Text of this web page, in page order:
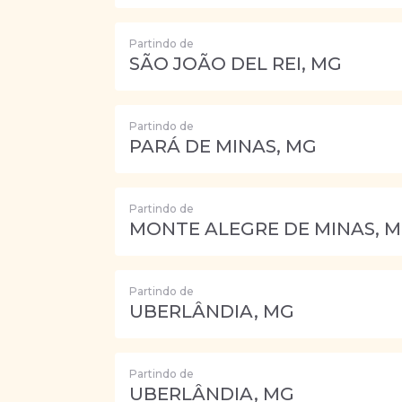
Partindo de
SÃO JOÃO DEL REI, MG
Partindo de
PARÁ DE MINAS, MG
Partindo de
MONTE ALEGRE DE MINAS,
Partindo de
UBERLÂNDIA, MG
Partindo de
UBERLÂNDIA, MG